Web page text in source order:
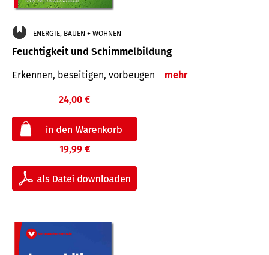
ENERGIE, BAUEN + WOHNEN
Feuchtigkeit und Schimmelbildung
Erkennen, beseitigen, vorbeugen mehr
24,00 €
19,99 €